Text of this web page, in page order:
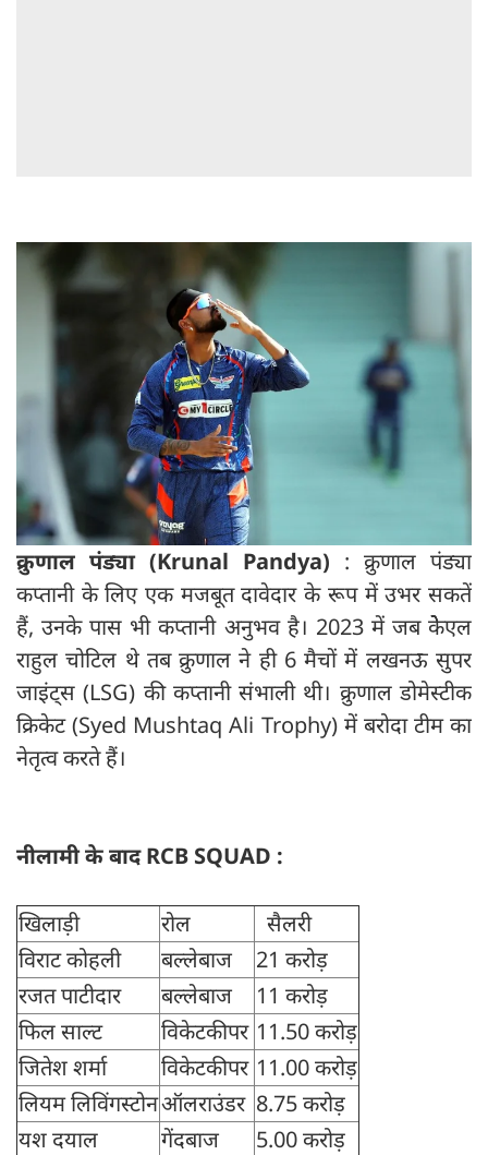
क्रुणाल पंड्या (Krunal Pandya) : क्रुणाल पंड्या
कप्तानी के लिए एक मजबूत दावेदार के रूप में उभर सकतें
हैं, उनके पास भी कप्तानी अनुभव है। 2023 में जब केेेएल
राहुल चोटिल थे तब क्रुणाल ने ही 6 मैचों में लखनऊ सुपर
जाइंट्स (LSG) की कप्तानी संभाली थी। क्रुणाल डोमेस्टीक
क्रिकेट (Syed Mushtaq Ali Trophy) में बरोदा टीम का
नेतृत्व करते हैं।
नीलामी के बाद RCB SQUAD :
खिलाड़ी रोल
सैलरी
विराट कोहली
बल्लेबाज
21 करोड़
रजत पाटीदार
बल्लेबाज
11 करोड़
फिल साल्ट
विकेटकीपर 11.50 करोड़
जितेश शर्मा
विकेटकीपर 11.00 करोड़
लियम लिविंगस्टोनऑलराउंडर 8.75 करोड़
यश दयाल
गेंदबाज
5.00 करोड़